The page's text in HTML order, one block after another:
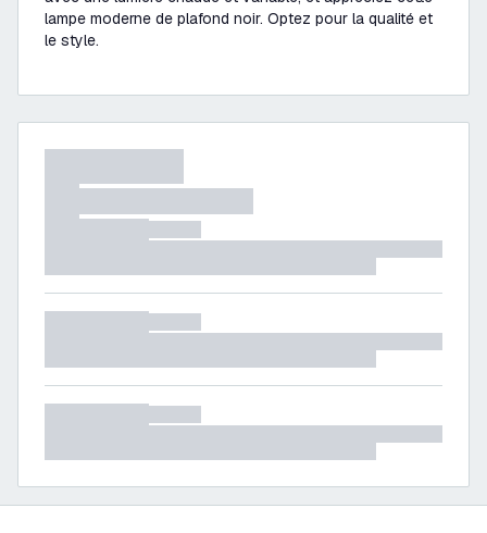
lampe moderne de plafond noir. Optez pour la qualité et
le style.